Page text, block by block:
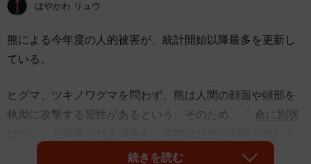
はやかわ リュウ
熊による今年度の人的被害が、統計開始以降最多を更新し
ている。
ヒグマ、ツキノワグマを問わず、熊は人間の顔面や頭部を
執拗に攻撃する習性があるという。そのため、「
命に別状
損傷するなど、凄惨な状況 であることが多い。
続きを読む